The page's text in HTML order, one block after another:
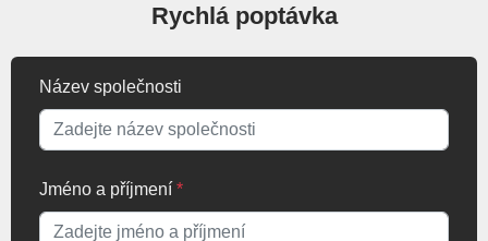
Rychlá poptávka
Název společnosti
Jméno a příjmení *